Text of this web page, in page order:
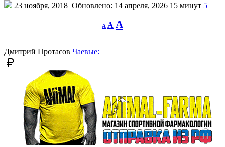
23 ноября, 2018 Обновлено: 14 апреля, 2026 15 минут 5
A
Decrease
font
A Reset
font
A
Дмитрий Протасов Чаевые: